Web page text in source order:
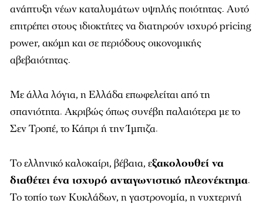
ανάπτυξη νέων καταλυμάτων υψηλής ποιότητας. Αυτό
επιτρέπει στους ιδιοκτήτες να διατηρούν ισχυρό pricing
power, ακόμη και σε περιόδους οικονομικής
αβεβαιότητας.
Με άλλα λόγια, η Ελλάδα επωφελείται από τη
σπανιότητα. Ακριβώς όπως συνέβη παλαιότερα με το
Σεν Τροπέ, το Κάπρι ή την Ίμπιζα.
Το ελληνικό καλοκαίρι, βέβαια, εξακολουθεί να
διαθέτει ένα ισχυρό ανταγωνιστικό πλεονέκτημα.
Το τοπίο των Κυκλάδων, η γαστρονομία, η νυχτερινή